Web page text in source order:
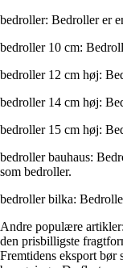
bedroller: Bedroller er
bedroller 10 cm:
bedroller 12 cm høj:
bedroller 14 cm høj:
bedroller 15 cm høj:
bedroller bauhaus:
som bedroller.
bedroller bilka:
Andre populære artikler:
den prisbilligste
Fremtidens eksport bør